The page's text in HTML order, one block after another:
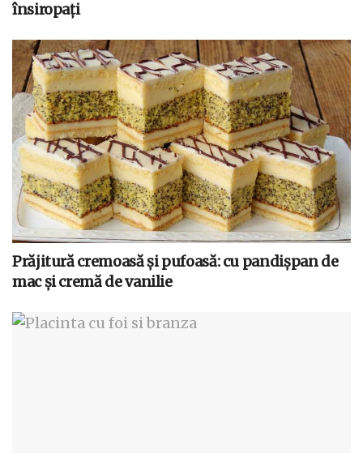
însiropați
Prăjitură cremoasă și pufoasă: cu pandișpan de
mac și cremă de vanilie